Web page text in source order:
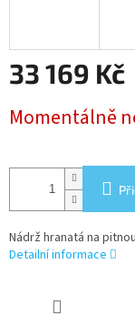
33 169 Kč
cena:
Momentálně
Nádrž hranatá na
Detailní informace